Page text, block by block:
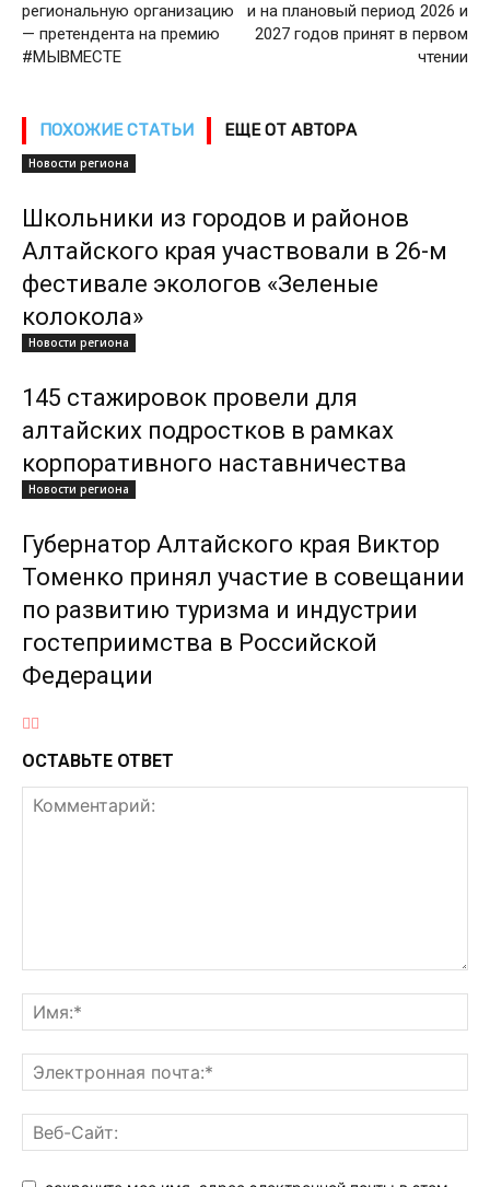
региональную организацию
— претендента на премию
#МЫВМЕСТЕ
и на плановый период 2026 и
2027 годов принят в первом
чтении
ПОХОЖИЕ СТАТЬИ ЕЩЕ ОТ АВТОРА
Новости региона
Школьники из городов и районов
Алтайского края участвовали в 26-м
фестивале экологов «Зеленые
колокола»
Новости региона
145 стажировок провели для
алтайских подростков в рамках
корпоративного наставничества
Новости региона
Губернатор Алтайского края Виктор
Томенко принял участие в совещании
по развитию туризма и индустрии
гостеприимства в Российской
Федерации
ОСТАВЬТЕ ОТВЕТ